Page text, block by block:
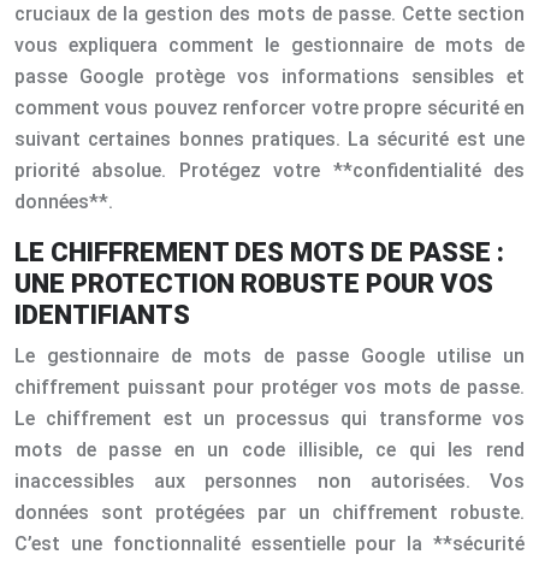
cruciaux de la gestion des mots de passe. Cette section
vous expliquera comment le gestionnaire de mots de
passe Google protège vos informations sensibles et
comment vous pouvez renforcer votre propre sécurité en
suivant certaines bonnes pratiques. La sécurité est une
priorité absolue. Protégez votre **confidentialité des
données**.
LE CHIFFREMENT DES MOTS DE PASSE :
UNE PROTECTION ROBUSTE POUR VOS
IDENTIFIANTS
Le gestionnaire de mots de passe Google utilise un
chiffrement puissant pour protéger vos mots de passe.
Le chiffrement est un processus qui transforme vos
mots de passe en un code illisible, ce qui les rend
inaccessibles aux personnes non autorisées. Vos
données sont protégées par un chiffrement robuste.
C’est une fonctionnalité essentielle pour la **sécurité